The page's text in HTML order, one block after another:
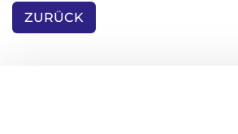
ZURÜCK